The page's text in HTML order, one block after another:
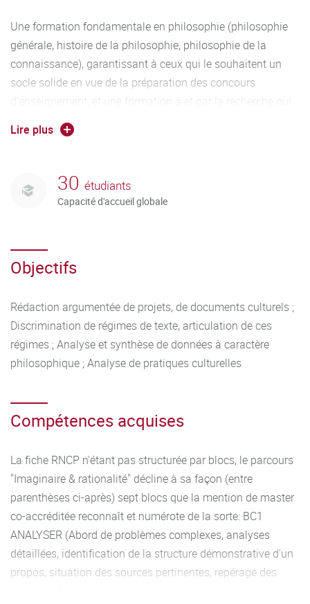
Une formation fondamentale en philosophie (philosophie
générale, histoire de la philosophie, philosophie de la
connaissance), garantissant à ceux qui le souhaitent un
socle solide en vue de la préparation des concours
d'enseignement, et une formation à et par la recherche qui
met l'accent sur la philosophie contemporaine et s'appuie
sur les recherches menées au sein du LIR3S (éthique et
philosophie de l'imaginaire et de la création ; épistémologie
historique, histoire de la philosophie moderne et
Des compétences transversales : analyse conceptuelle,
étude critique des raisonnements, compétences
En M1 comme en M2, l'UE4 du second semestre comprend
un "cours au choix" qui peut être pris dans le département
de philosophie ou ailleurs et permet à l'étudiant d'adapter
plus finement sa formation à son projet. En M1, un stage
ceux qui se destinent à une professionnalisation hors
deux mois) se substitue au semestre 2.
Une ouverture à l’international : cursus intégré Dijon-
Mayence et Dijon-Bologne ; Erasmus+ ; universités de
l’alliance Forthem (Allemagne, Finlande, Lettonie, Pologne,
Italie, Espagne, Roumanie, Norvège).
Lire plus
30 étudiants
Capacité d'accueil globale
Objectifs
Rédaction argumentée de projets, de documents culturels ;
Discrimination de régimes de texte, articulation de ces
régimes ; Analyse et synthèse de données à caractère
philosophique ; Analyse de pratiques culturelles
Compétences acquises
La fiche RNCP n'étant pas structurée par blocs, le parcours
"Imaginaire & rationalité" décline à sa façon (entre
parenthèses ci-après) sept blocs que la mention de master
co-accréditée reconnaît et numérote de la sorte: BC1
ANALYSER (Abord de problèmes complexes, analyses
détaillées, identification de la structure démonstrative d'un
propos, situation des sources pertinentes, repérage des